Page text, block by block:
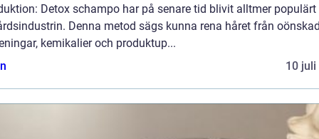
Detox schampo har på senare tid blivit alltmer
Denna metod sägs kunna rena håret från
kemikalier och produktup...
10 juli